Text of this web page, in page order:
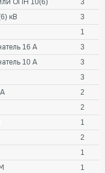
кВ
3
1
16 А
3
10 А
3
3
2
2
1
2
1
1